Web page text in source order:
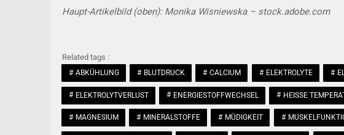
Haupt-Artikelbild (oben): Monika Wisniewska – stock.adobe.com
Related tags :
ABKÜHLUNG BLUTDRUCK CALCIUM ELEKTROLYTE
ELEKTROLYTVERLUST ENERGIESTOFFWECHSEL HEISSE
MAGNESIUM MINERALSTOFFE MÜDIGKEIT